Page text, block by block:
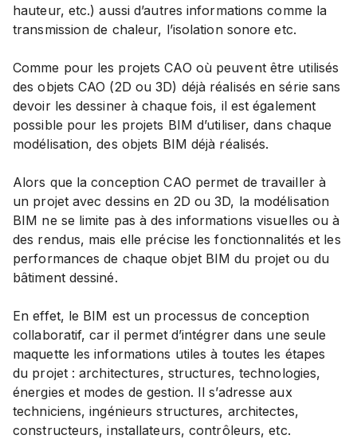
hauteur, etc.) aussi d’autres informations comme la
transmission de chaleur, l’isolation sonore etc.
Comme pour les projets CAO où peuvent être utilisés
des objets CAO (2D ou 3D) déjà réalisés en série sans
devoir les dessiner à chaque fois, il est également
possible pour les projets BIM d’utiliser, dans chaque
modélisation, des objets BIM déjà réalisés.
Alors que la conception CAO permet de travailler à
un projet avec dessins en 2D ou 3D, la modélisation
BIM ne se limite pas à des informations visuelles ou à
des rendus, mais elle précise les fonctionnalités et les
performances de chaque objet BIM du projet ou du
bâtiment dessiné.
En effet, le BIM est un processus de conception
collaboratif, car il permet d’intégrer dans une seule
maquette les informations utiles à toutes les étapes
du projet : architectures, structures, technologies,
énergies et modes de gestion. Il s’adresse aux
techniciens, ingénieurs structures, architectes,
constructeurs, installateurs, contrôleurs, etc.